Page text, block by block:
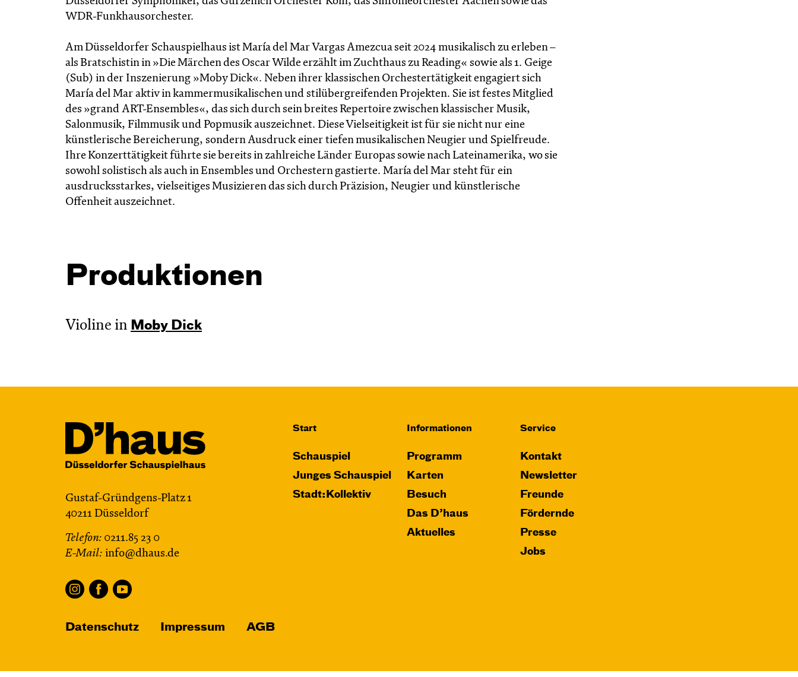
WDR-Funkhausorchester.
Am Düsseldorfer Schauspielhaus ist María del Mar Vargas Amezcua seit 2024 musikalisch zu erleben –
als Bratschistin in »Die Märchen des Oscar Wilde erzählt im Zuchthaus zu Reading« sowie als 1. Geige
(Sub) in der Inszenierung »Moby Dick«. Neben ihrer klassischen Orchestertätigkeit engagiert sich
María del Mar aktiv in kammermusikalischen und stilübergreifenden Projekten. Sie ist festes Mitglied
des »grand ART-Ensembles«, das sich durch sein breites Repertoire zwischen klassischer Musik,
Salonmusik, Filmmusik und Popmusik auszeichnet. Diese Vielseitigkeit ist für sie nicht nur eine
künstlerische Bereicherung, sondern Ausdruck einer tiefen musikalischen Neugier und Spielfreude.
Ihre Konzerttätigkeit führte sie bereits in zahlreiche Länder Europas sowie nach Lateinamerika, wo sie
sowohl solistisch als auch in Ensembles und Orchestern gastierte. María del Mar steht für ein
ausdrucksstarkes, vielseitiges Musizieren das sich durch Präzision, Neugier und künstlerische
Offenheit auszeichnet.
Produktionen
Violine in Moby Dick
Gustaf-Gründgens-Platz 1
40211 Düsseldorf
Telefon: 0211.85 23 0
E-Mail: info@dhaus.de
Start
Schauspiel
Junges Schauspiel
Stadt:Kollektiv
Informationen
Programm
Karten
Besuch
Das D’haus
Aktuelles
Service
Kontakt
Newsletter
Freunde
Fördernde
Presse
Jobs
Datenschutz Impressum AGB